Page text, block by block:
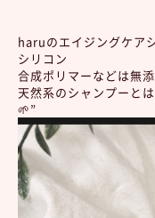
haruのエイジングケア
シリコン
合成ポリマーなどは無添
天然系のシャンプーと
🌱”